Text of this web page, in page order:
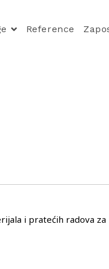
Reference
i pratećih radova